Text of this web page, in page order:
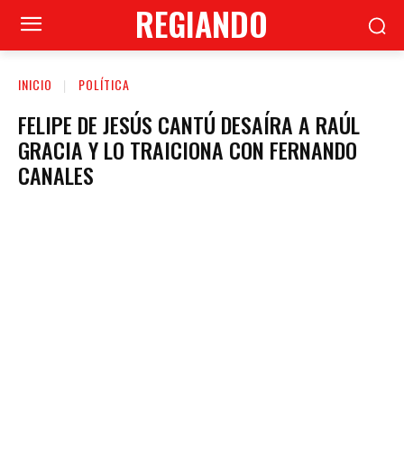
REGIANDO
INICIO POLÍTICA
FELIPE DE JESÚS CANTÚ DESAÍRA A RAÚL
GRACIA Y LO TRAICIONA CON FERNANDO
CANALES